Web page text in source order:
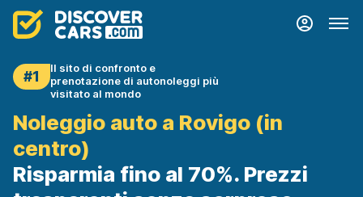
#1
Il sito di confronto e
prenotazione di autonoleggi più
visitato al mondo
Noleggio auto a Rovigo (in
centro)
Risparmia fino al 70%. Prezzi